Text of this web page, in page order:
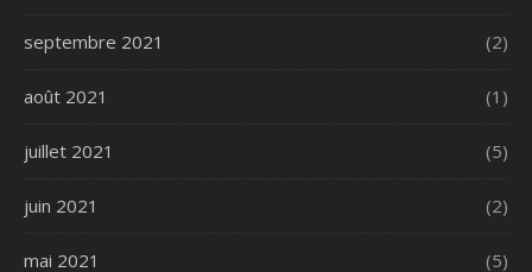
septembre 2021 (2)
août 2021 (1)
juillet 2021 (5)
juin 2021 (2)
mai 2021 (5)